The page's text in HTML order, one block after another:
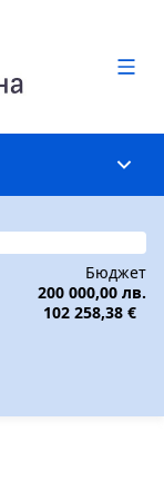
Бюджет
200 000,00 лв.
102 258,38 €